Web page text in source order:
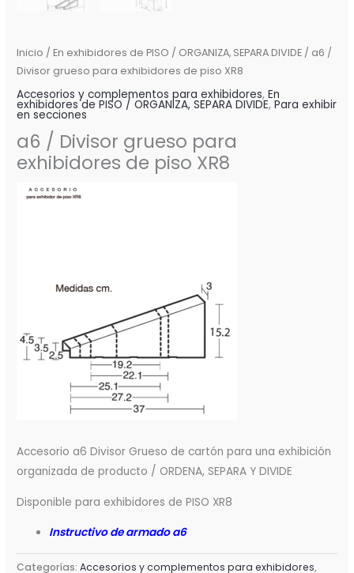
Inicio / En exhibidores de PISO / ORGANIZA, SEPARA DIVIDE / a6 /
Divisor grueso para exhibidores de piso XR8
Accesorios y complementos para exhibidores,En
exhibidores de PISO / ORGANIZA, SEPARA DIVIDE,Para exhibir
en secciones
a6 / Divisor grueso para
exhibidores de piso XR8
Accesorio a6 Divisor Grueso de cartón para una exhibición
organizada de producto / ORDENA, SEPARA Y DIVIDE
Disponible para exhibidores de PISO XR8
Instructivo de armado a6
Categorías:Accesorios y complementos para exhibidores,